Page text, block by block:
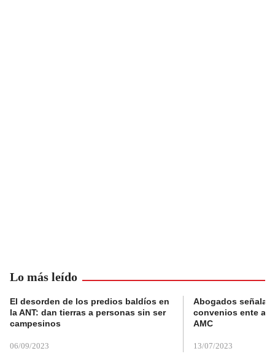
Lo más leído
El desorden de los predios baldíos en
la ANT: dan tierras a personas sin ser
campesinos
06/09/2023
Abogados
convenios ente
AMC
13/07/2023